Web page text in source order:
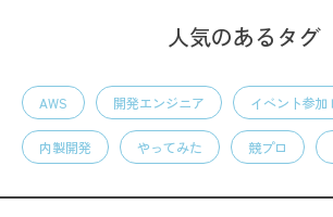
人気のあるタグ
AWS 開発エンジニア イベント参加
内製開発 やってみた 競プロ